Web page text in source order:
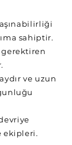
sahiptir.
gerektiren
ve uzun
ekipleri.